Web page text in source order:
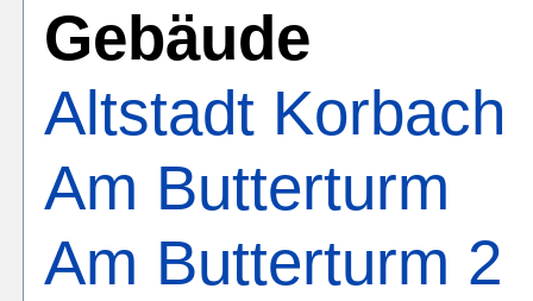
Gebäude
Altstadt Korbach
Am Butterturm
Am Butterturm 2